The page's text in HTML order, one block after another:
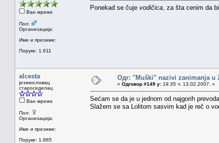
Ван мреже
Пол:
Организација:
Име и презиме:
Поруке: 1.611
Ponekad se čuje vodičica , za šta cenim da
alcesta
језикословац
староседелац
Ван мреже
Пол:
Организација:
Име и презиме:
Поруке: 1.865
Одг: "Muški" nazivi zanimanja u
« Одговор #149 у: 19.35 ч. 13.02.2007. »
Sećam se da je u jednom od najgorih
Slažem se sa Lolitom sasvim kad je reč o